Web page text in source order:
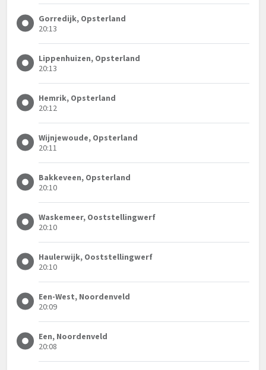
Gorredijk, Opsterland
20:13
Lippenhuizen, Opsterland
20:13
Hemrik, Opsterland
20:12
Wijnjewoude, Opsterland
20:11
Bakkeveen, Opsterland
20:10
Waskemeer, Ooststellingwerf
20:10
Haulerwijk, Ooststellingwerf
20:10
Een-West, Noordenveld
20:09
Een, Noordenveld
20:08